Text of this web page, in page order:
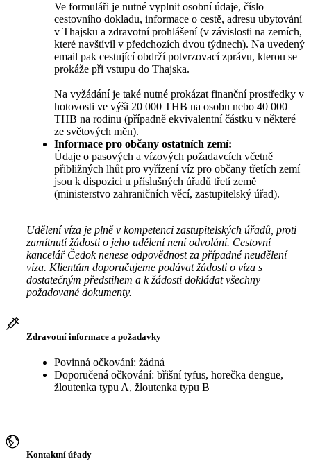
Ve formuláři je nutné vyplnit osobní údaje, číslo
cestovního dokladu, informace o cestě, adresu ubytování
v Thajsku a zdravotní prohlášení (v závislosti na zemích,
které navštívil v předchozích dvou týdnech). Na uvedený
email pak cestující obdrží potvrzovací zprávu, kterou se
prokáže při vstupu do Thajska.
Na vyžádání je také nutné prokázat finanční prostředky v
hotovosti ve výši 20 000 THB na osobu nebo 40 000
THB na rodinu (případně ekvivalentní částku v některé
ze světových měn).
Informace pro občany ostatních zemí:
Údaje o pasových a vízových požadavcích včetně
přibližných lhůt pro vyřízení víz pro občany třetích zemí
jsou k dispozici u příslušných úřadů třetí země
(ministerstvo zahraničních věcí, zastupitelský úřad).
Udělení víza je plně v kompetenci zastupitelských úřadů, proti
zamítnutí žádosti o jeho udělení není odvolání. Cestovní
kancelář Čedok nenese odpovědnost za případné neudělení
víza. Klientům doporučujeme podávat žádosti o víza s
dostatečným předstihem a k žádosti dokládat všechny
požadované dokumenty.
Zdravotní informace a požadavky
Povinná očkování: žádná
Doporučená očkování: břišní tyfus, horečka dengue,
žloutenka typu A, žloutenka typu B
Kontaktní úřady